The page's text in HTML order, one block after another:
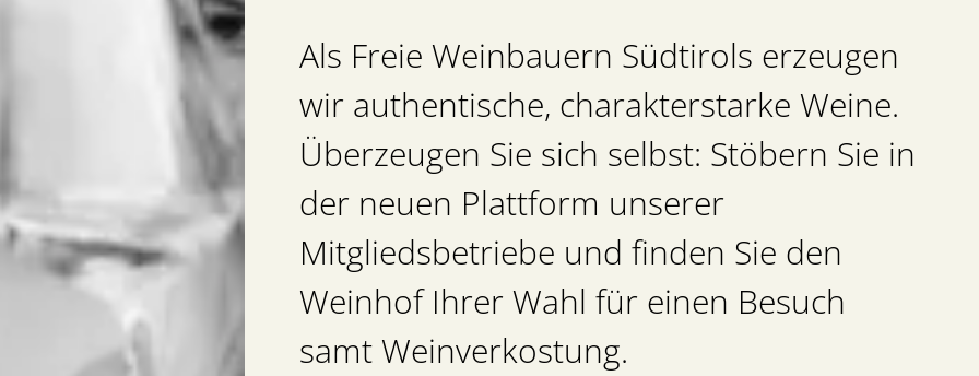
Als Freie Weinbauern Südtirols erzeugen
wir authentische, charakterstarke Weine.
Überzeugen Sie sich selbst: Stöbern Sie in
der neuen Plattform unserer
Mitgliedsbetriebe und finden Sie den
Weinhof Ihrer Wahl für einen Besuch
samt Weinverkostung.